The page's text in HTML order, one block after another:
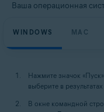
Ваша операционная
WINDOWS MAC
Нажмите значок «Пуск»
выберите в
В окне командной